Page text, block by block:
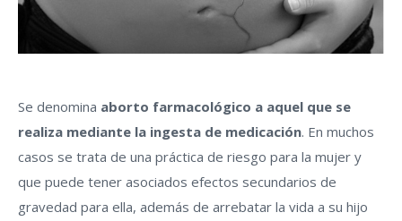
Se denomina aborto farmacológico a aquel que se
realiza mediante la ingesta de medicación. En muchos
casos se trata de una práctica de riesgo para la mujer y
que puede tener asociados efectos secundarios de
gravedad para ella, además de arrebatar la vida a su hijo